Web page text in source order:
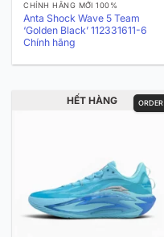
CHÍNH HÃNG MỚI 100%
Anta Shock Wave 5 Team
‘Golden Black’ 112331611-6
Chính hãng
ORDER
HẾT HÀNG